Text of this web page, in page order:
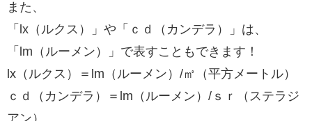
また、
「lx（ルクス）」や「ｃｄ（カンデラ）」は、
「lm（ルーメン）」で表すこともできます！
lx（ルクス）＝lm（ルーメン）/㎡（平方メートル）
ｃｄ（カンデラ）＝lm（ルーメン）/ｓｒ（ステラジ